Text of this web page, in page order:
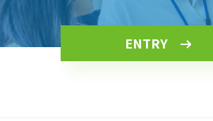
ENTRY